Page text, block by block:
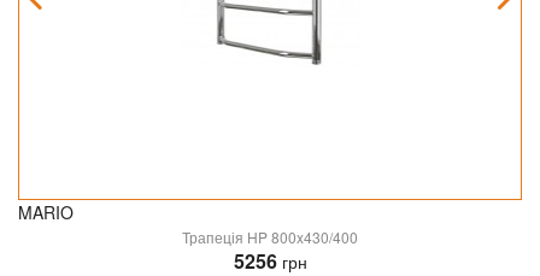
MARIO
Трапеція HP 800x430/400
5256грн